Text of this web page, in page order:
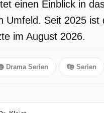
einen Einblick in
Umfeld. Seit 2025 ist
im August 2026.
Drama Serien Serien